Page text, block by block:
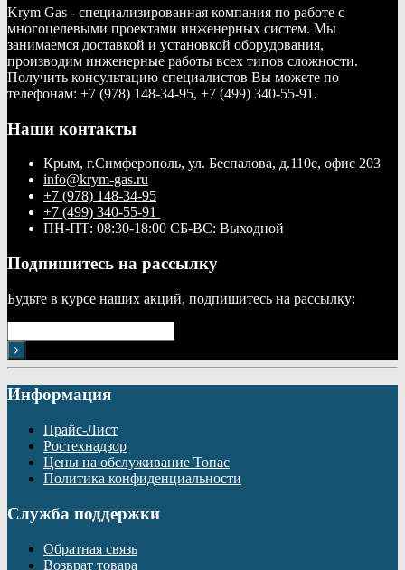
Krym Gas - специализированная компания по работе с
многоцелевыми проектами инженерных систем. Мы
занимаемся доставкой и установкой оборудования,
производим инженерные работы всех типов сложности.
Получить консультацию специалистов Вы можете по
телефонам: +7 (978) 148-34-95, +7 (499) 340-55-91.
Наши контакты
Крым, г.Симферополь, ул. Беспалова, д.110е, офис 203
info@krym-gas.ru
+7 (978) 148-34-95
+7 (499) 340-55-91 ​
ПН-ПТ: 08:30-18:00 СБ-ВС: Выходной
Подпишитесь на рассылку
Будьте в курсе наших акций, подпишитесь на рассылку:
Информация
Прайс-Лист
Ростехнадзор
Цены на обслуживание Топас
Политика конфиденциальности
Служба поддержки
Обратная связь
Возврат товара